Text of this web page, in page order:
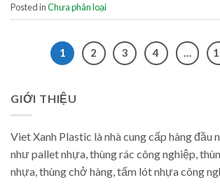
Posted inChưa phân loại
1 2 3 4 …
GIỚI THIỆU
Viet Xanh Plastic là nhà cung cấp hàng đầu
như pallet nhựa, thùng rác công nghiệp,
nhựa, thùng chở hàng, tấm lót nhựa công